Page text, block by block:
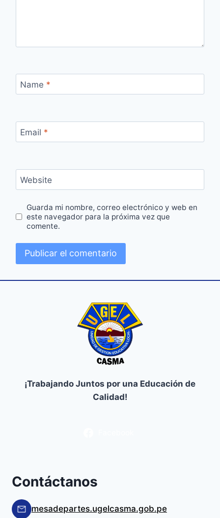
Name *
Email *
Website
Guarda mi nombre, correo electrónico y web en
este navegador para la próxima vez que
comente.
¡Trabajando Juntos por una Educación de
Calidad!
Contáctanos
mesadepartes.ugelcasma.gob.pe